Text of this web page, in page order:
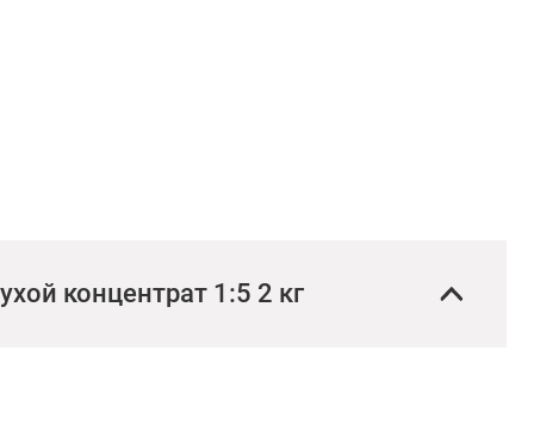
концентрат 1:5 2 кг